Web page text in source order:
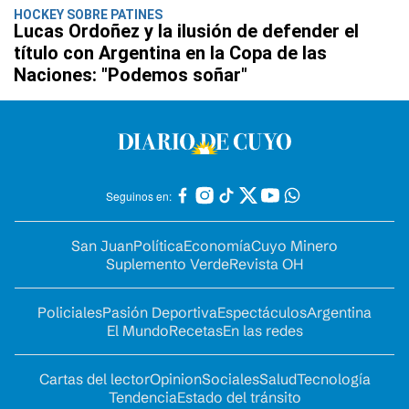
HOCKEY SOBRE PATINES
Lucas Ordoñez y la ilusión de defender el
título con Argentina en la Copa de las
Naciones: "Podemos soñar"
Seguinos en:
San JuanPolíticaEconomíaCuyo Minero
Suplemento VerdeRevista OH
PolicialesPasión DeportivaEspectáculosArgentina
El MundoRecetasEn las redes
Cartas del lectorOpinionSocialesSaludTecnología
TendenciaEstado del tránsito